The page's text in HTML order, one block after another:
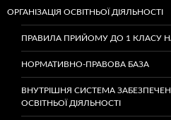
ОРГАНІЗАЦІЯ ОСВІТНЬОЇ ДІЯЛЬНОСТІ
ПРАВИЛА ПРИЙОМУ ДО 1 КЛАСУ
НОРМАТИВНО-ПРАВОВА БАЗА
ВНУТРІШНЯ СИСТЕМА
ОСВІТНЬОЇ ДІЯЛЬНОСТІ